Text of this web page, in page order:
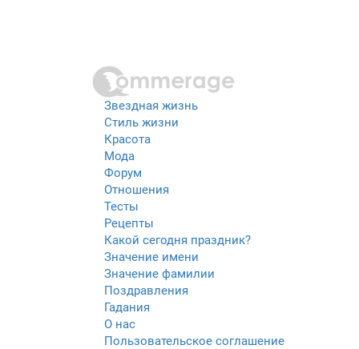
Звездная жизнь
Стиль жизни
Красота
Мода
Форум
Отношения
Тесты
Рецепты
Какой сегодня праздник?
Значение имени
Значение фамилии
Поздравления
Гадания
О нас
Пользовательское соглашение